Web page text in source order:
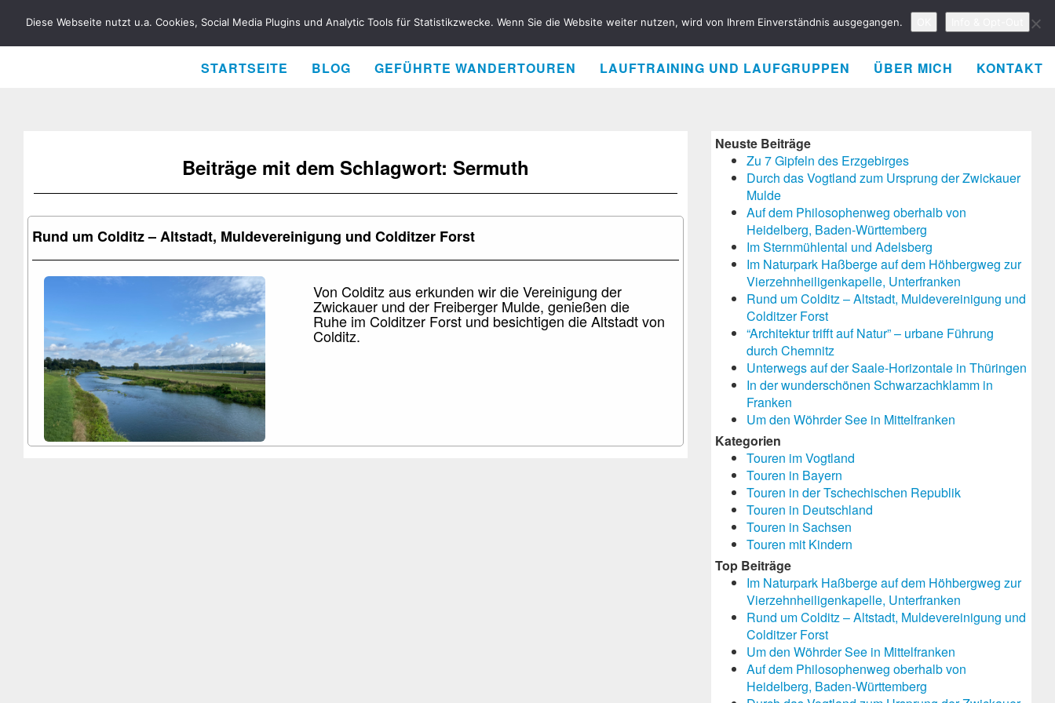
RENÉ BIELA
STARTSEITE BLOG GEFÜHRTE WANDERTOUREN LAUFTRAINING UND LAUFGRUPPEN ÜBER MICH KONTAKT
Beiträge mit dem Schlagwort: Sermuth
Rund um Colditz – Altstadt, Muldevereinigung und Colditzer Forst
Von Colditz aus erkunden wir die Vereinigung der
Zwickauer und der Freiberger Mulde, genießen die
Ruhe im Colditzer Forst und besichtigen die Altstadt von
Colditz.
Neuste Beiträge
Zu 7 Gipfeln des Erzgebirges
Durch das Vogtland zum Ursprung der Zwickauer
Mulde
Auf dem Philosophenweg oberhalb von
Heidelberg, Baden-Württemberg
Im Sternmühlental und Adelsberg
Im Naturpark Haßberge auf dem Höhbergweg zur
Vierzehnheiligenkapelle, Unterfranken
Rund um Colditz – Altstadt, Muldevereinigung und
Colditzer Forst
“Architektur trifft auf Natur” – urbane Führung
durch Chemnitz
Unterwegs auf der Saale-Horizontale in Thüringen
In der wunderschönen Schwarzachklamm in
Franken
Um den Wöhrder See in Mittelfranken
Kategorien
Touren im Vogtland
Touren in Bayern
Touren in der Tschechischen Republik
Touren in Deutschland
Touren in Sachsen
Touren mit Kindern
Top Beiträge
Im Naturpark Haßberge auf dem Höhbergweg zur
Vierzehnheiligenkapelle, Unterfranken
Rund um Colditz – Altstadt, Muldevereinigung und
Colditzer Forst
Um den Wöhrder See in Mittelfranken
Auf dem Philosophenweg oberhalb von
Heidelberg, Baden-Württemberg
Diese Webseite nutzt u.a. Cookies, Social Media Plugins und Analytic Tools für Statistikzwecke. Wenn Sie die Website weiter nutzen, wird von Ihrem Einverständnis ausgegangen.